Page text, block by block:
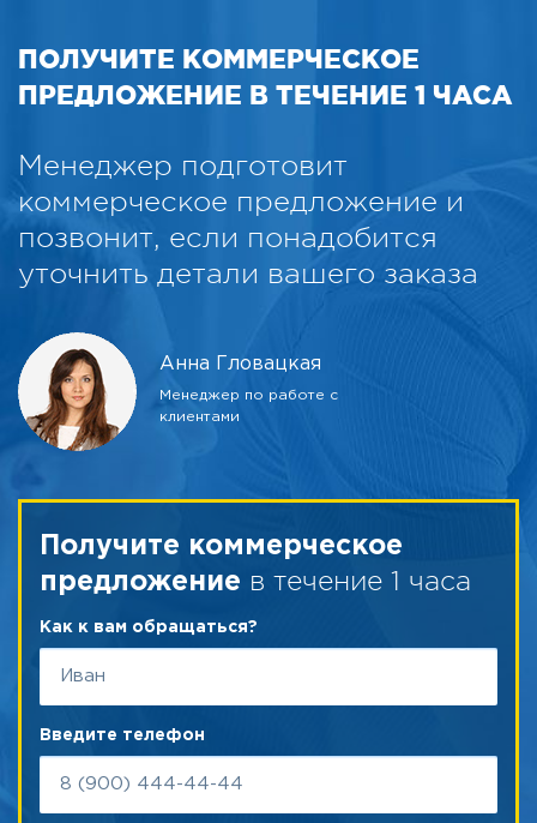
ПОЛУЧИТЕ КОММЕРЧЕСКОЕ
ПРЕДЛОЖЕНИЕ В ТЕЧЕНИЕ 1 ЧАСА
Менеджер подготовит
коммерческое предложение и
позвонит, если понадобится
уточнить детали вашего заказа
Анна Гловацкая
Менеджер по работе с
клиентами
Получите коммерческое
предложение в течение 1 часа
Как к вам обращаться?
Введите телефон